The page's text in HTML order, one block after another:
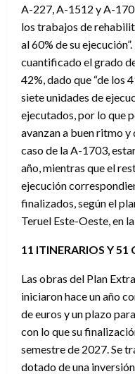
A-227, A-1512 y A-
los trabajos de
al 60% de su
cuantificado el grado
42%, dado que “de los
siete unidades de
ejecutados, por lo que
avanzan a buen ritmo y
caso de la A-1703,
año, mientras que el
ejecución
finalizados, según el
Teruel Este-Oeste, en
11 ITINERARIOS Y 51
Las obras del Plan
iniciaron hace un año
de euros y un plazo
con lo que su
semestre de 2027. Se
dotado de una